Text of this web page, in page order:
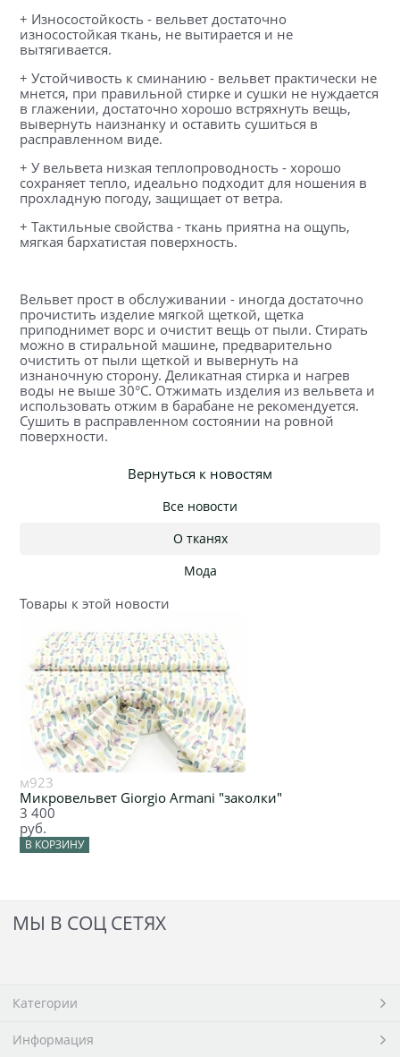
+ Износостойкость - вельвет достаточно
износостойкая ткань, не вытирается и не
вытягивается.
+ Устойчивость к сминанию - вельвет практически не
мнется, при правильной стирке и сушки не нуждается
в глажении, достаточно хорошо встряхнуть вещь,
вывернуть наизнанку и оставить сушиться в
расправленном виде.
+ У вельвета низкая теплопроводность - хорошо
сохраняет тепло, идеально подходит для ношения в
прохладную погоду, защищает от ветра.
+ Тактильные свойства - ткань приятна на ощупь,
мягкая бархатистая поверхность.
Вельвет прост в обслуживании - иногда достаточно
прочистить изделие мягкой щеткой, щетка
приподнимет ворс и очистит вещь от пыли. Стирать
можно в стиральной машине, предварительно
очистить от пыли щеткой и вывернуть на
изнаночную сторону. Деликатная стирка и нагрев
воды не выше 30°C. Отжимать изделия из вельвета и
использовать отжим в барабане не рекомендуется.
Сушить в расправленном состоянии на ровной
поверхности.
Вернуться к новостям
Все новости
О тканях
Мода
Товары к этой новости
м923
Микровельвет Giorgio Armani "заколки"
3 400
руб.
В КОРЗИНУ
МЫ В СОЦ СЕТЯХ
Категории
Информация